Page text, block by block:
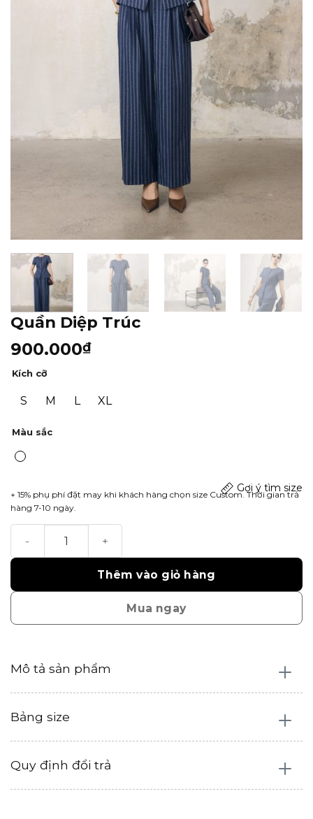
Quần Diệp Trúc
900.000₫
Kích cỡ
S M L XL
Màu sắc
+ 15% phụ phí đặt may khi khách hàng chọn size Custom. Thời gian trả
hàng 7-10 ngày.
Gợi ý tìm size
Thêm vào giỏ hàng
Mua ngay
Mô tả sản phẩm
Bảng size
Quy định đổi trả